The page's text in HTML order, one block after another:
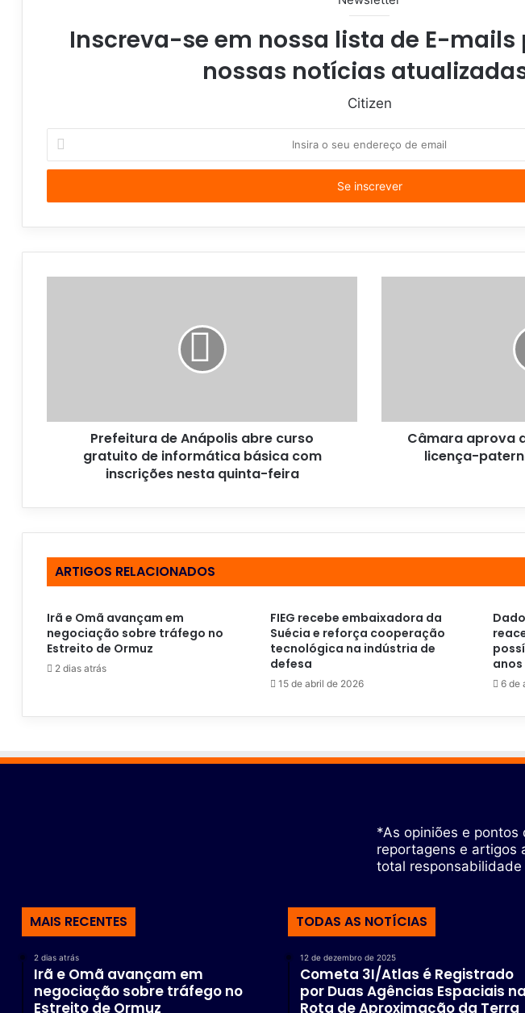
Inscreva-se em nossa lista de E-mails
nossas notícias
Citizen
s
r
s
o
a
Prefeitura de Anápolis abre curso
gratuito de informática básica com
inscrições nesta quinta-feira
Câmara aprova
licença-
ARTIGOS RELACIONADOS
Irã e Omã avançam em
negociação sobre tráfego no
Estreito de Ormuz
2 dias atrás
FIEG recebe embaixadora da
Suécia e reforça cooperação
tecnológica na indústria de
defesa
15 de abril de 2026
anos
6 de
*As opiniões e
reportagens e artigos
total
MAIS RECENTES
2 dias atrás
Irã e Omã avançam em
negociação sobre tráfego no
Estreito de Ormuz
TODAS AS NOTÍCIAS
12 de dezembro de 2025
Cometa 3I/Atlas é Registrado
por Duas Agências Espaciais na
Rota de Aproximação da Terra